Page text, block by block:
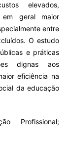
elevados,
em geral maior
entre
O estudo
e práticas
dignas aos
eficiência na
da educação
Profissional;